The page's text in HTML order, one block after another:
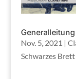
Nov. 5, 2021 |
Schwarzes Brett